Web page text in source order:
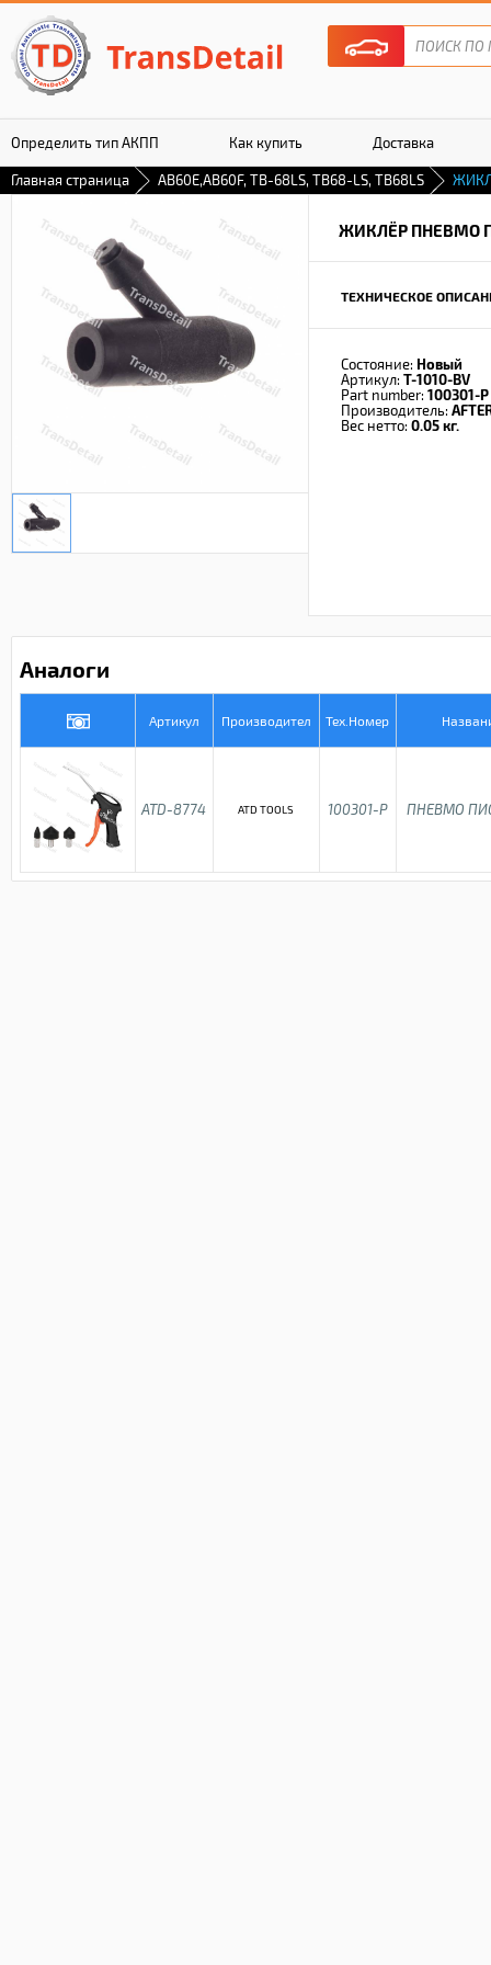
Определить тип АКПП Как купить Доставка
Гарантия
Главная страница AB60E,AB60F, TB-68LS, TB68-LS, TB68LS
ЖИКЛЁР ПНЕВМО
ТЕХНИЧЕСКОЕ
Состояние: Новый
Артикул: T-1010-BV
Part number: 100301-P
Производитель:
Вес нетто: 0.05 кг.
Аналоги
Артикул Производител Тех.Номер
ATD-8774 ATD TOOLS 100301-P ПНЕВМО